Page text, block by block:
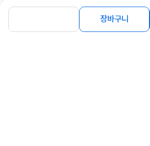
장바구니
[Ytek] YT-USW22A [USB선택기/2:2]
[Ytek] 전화
900원